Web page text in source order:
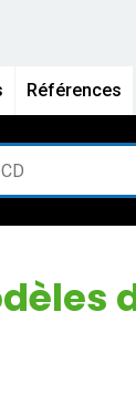
Références